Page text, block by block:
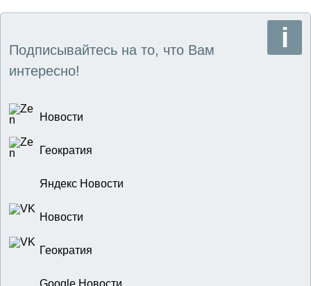
Подписывайтесь на то, что Вам
интересно!
Новости
Геократия
Яндекс Новости
Новости
Геократия
Google Новости